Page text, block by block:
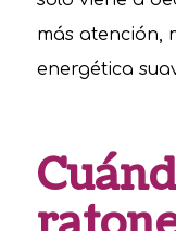
más atención,
energética